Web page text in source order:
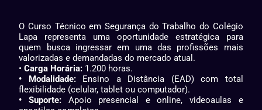
O Curso Técnico em Segurança do Trabalho do Colégio
Lapa representa uma oportunidade estratégica para
quem busca ingressar em uma das profissões mais
valorizadas e demandadas do mercado atual.
•Carga Horária: 1.200 horas.
• Modalidade: Ensino a Distância (EAD) com total
flexibilidade (celular, tablet ou computador).
• Suporte: Apoio presencial e online, videoaulas e